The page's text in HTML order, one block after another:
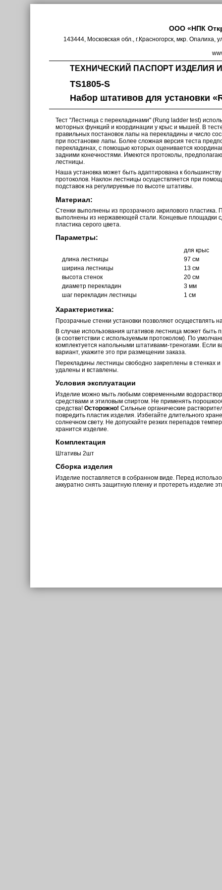
ООО «НПК
143444, Московская обл., г.Красногорск, мкр. Опалиха,
ТЕХНИЧЕСКИЙ ПАСПОРТ ИЗДЕЛИЯ
TS1805-S
Набор штативов для установки
Тест "Лестница с перекладинами" (Rung ladder test)
моторных функций и координации у крыс и мышей. В
правильных постановок лапы на перекладины и число
при постановке лапы. Более сложная версия теста
перекладинах, с помощью которых оценивается
задними конечностями. Имеются протоколы,
лестницы.
Наша установка может быть адаптирована к
протоколов. Наклон лестницы осуществляется при
подставок на регулируемые по высоте штативы.
Материал:
Cтенки выполнены из прозрачного акрилового
выполнены из нержавеющей стали. Концевые площадки
пластика серого цвета.
Параметры:
для крыс
длина лестницы
97 см
ширина лестницы
13 см
высота стенок
20 см
диаметр перекладин
3 мм
шаг перекладин лестницы
1 см
Характеристика:
Прозрачные стенки установки позволяют осуществлять
В случае использования штативов лестница может быть
(в соответствии с используемым протоколом). По
комплектуется напольными штативами-треногами. Если
вариант, укажите это при размещении заказа.
Перекладины лестницы свободно закреплены в стенках
удалены и вставлены.
Условия эксплуатации
Изделие можно мыть любыми современными
средствами и этиловым спиртом. Не применять
средства!Осторожно! Сильные органические
повредить пластик изделия. Избегайте длительного
солнечном свету. Не допускайте резких перепадов
хранится изделие.
Комплектация
Штативы 2шт
Сборка изделия
Изделие поставляется в собранном виде. Перед
аккуратно снять защитную пленку и протереть изделие